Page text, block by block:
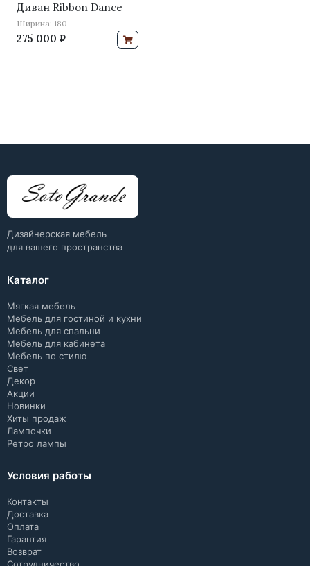
Диван Ribbon Dance
Ширина: 180
275 000 ₽
Дизайнерская мебель
для вашего пространства
Каталог
Мягкая мебель
Мебель для гостиной и кухни
Мебель для спальни
Мебель для кабинета
Мебель по стилю
Свет
Декор
Акции
Новинки
Хиты продаж
Лампочки
Ретро лампы
Условия работы
Контакты
Доставка
Оплата
Гарантия
Возврат